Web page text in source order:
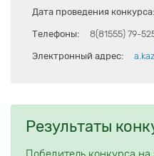
Дата проведения конкурса:
Телефоны: 8(81555) 79-
Электронный адрес:
Результаты